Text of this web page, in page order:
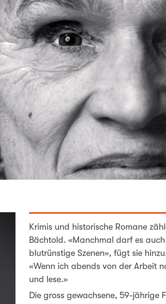
Krimis und historische Romane
Bächtold. «Manchmal darf es
blutrünstige Szenen», fügt sie
«Wenn ich abends von der Arbeit
und lese.»
Die gross gewachsene, 59-jährige